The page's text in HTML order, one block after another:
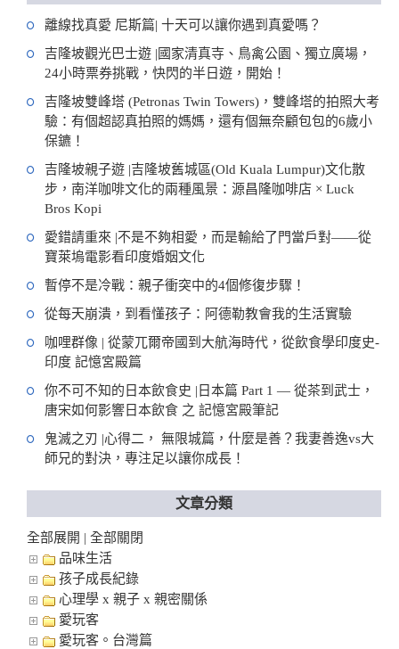
離線找真愛 尼斯篇| 十天可以讓你遇到真愛嗎？
吉隆坡觀光巴士遊 |國家清真寺、鳥禽公園、獨立廣場，
24小時票券挑戰，快閃的半日遊，開始！
吉隆坡雙峰塔 (Petronas Twin Towers)，雙峰塔的拍照大考
驗：有個超認真拍照的媽媽，還有個無奈顧包包的6歲小
保鑣！
吉隆坡親子遊 |吉隆坡舊城區(Old Kuala Lumpur)文化散
步，南洋咖啡文化的兩種風景：源昌隆咖啡店 × Luck
Bros Kopi
愛錯請重來 |不是不夠相愛，而是輸給了門當戶對——從
寶萊塢電影看印度婚姻文化
暫停不是冷戰：親子衝突中的4個修復步驟！
從每天崩潰，到看懂孩子：阿德勒教會我的生活實驗
咖哩群像 | 從蒙兀爾帝國到大航海時代，從飲食學印度史-
印度 記憶宮殿篇
你不可不知的日本飲食史 |日本篇 Part 1 — 從茶到武士，
唐宋如何影響日本飲食 之 記憶宮殿筆記
鬼滅之刃 |心得二， 無限城篇，什麼是善？我妻善逸vs大
師兄的對決，專注足以讓你成長！
文章分類
全部展開
全部關閉
品味生活
孩子成長紀錄
心理學 x 親子 x 親密關係
愛玩客
愛玩客。台灣篇